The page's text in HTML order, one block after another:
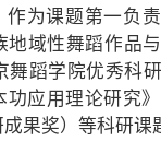
作为课题第一负
域性舞蹈作品
舞蹈学院优秀科
功应用理论研究
果奖）等科研课